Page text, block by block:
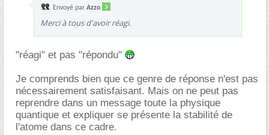
Envoyé par Azzo
Merci à tous d'avoir réagi.
"réagi" et pas "répondu"
Je comprends bien que ce genre de réponse n'est pas
nécessairement satisfaisant. Mais on ne peut pas
reprendre dans un message toute la physique
quantique et expliquer se présente la stabilité de
l'atome dans ce cadre.